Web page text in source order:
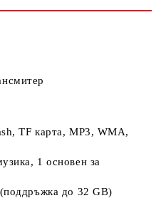
TF карта, MP3, WMA,
1 основен за
до 32 GB)